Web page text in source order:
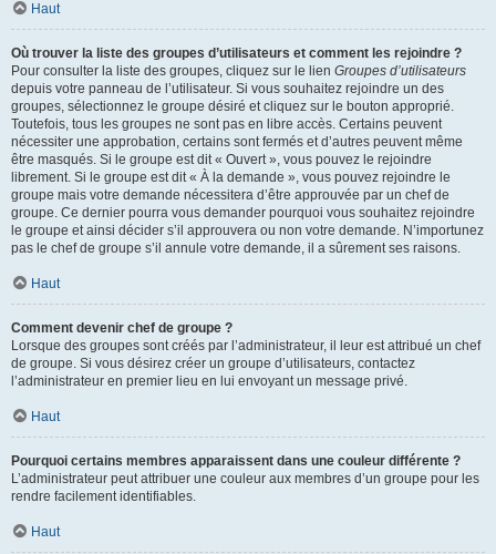
Haut
Où trouver la liste des groupes d’utilisateurs et comment les rejoindre ?
Pour consulter la liste des groupes, cliquez sur le lien Groupes d’utilisateurs
depuis votre panneau de l’utilisateur. Si vous souhaitez rejoindre un des
groupes, sélectionnez le groupe désiré et cliquez sur le bouton approprié.
Toutefois, tous les groupes ne sont pas en libre accès. Certains peuvent
nécessiter une approbation, certains sont fermés et d’autres peuvent même
être masqués. Si le groupe est dit « Ouvert », vous pouvez le rejoindre
librement. Si le groupe est dit « À la demande », vous pouvez rejoindre le
groupe mais votre demande nécessitera d’être approuvée par un chef de
groupe. Ce dernier pourra vous demander pourquoi vous souhaitez rejoindre
le groupe et ainsi décider s’il approuvera ou non votre demande. N’importunez
pas le chef de groupe s’il annule votre demande, il a sûrement ses raisons.
Haut
Comment devenir chef de groupe ?
Lorsque des groupes sont créés par l’administrateur, il leur est attribué un chef
de groupe. Si vous désirez créer un groupe d’utilisateurs, contactez
l’administrateur en premier lieu en lui envoyant un message privé.
Haut
Pourquoi certains membres apparaissent dans une couleur différente ?
L’administrateur peut attribuer une couleur aux membres d’un groupe pour les
rendre facilement identifiables.
Haut